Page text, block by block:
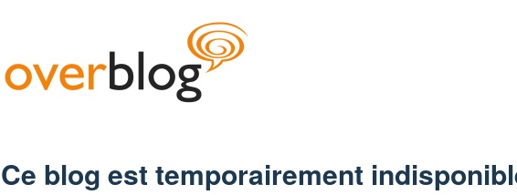
Ce blog est temporairement